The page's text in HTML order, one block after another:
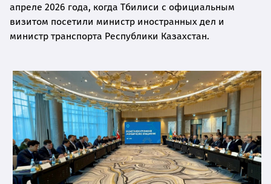
апреле 2026 года, когда Тбилиси с официальным
визитом посетили министр иностранных дел и
министр транспорта Республики Казахстан.